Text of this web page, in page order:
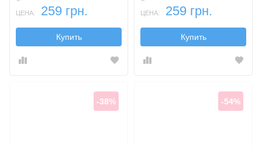
ЦЕНА: 259 грн.
Купить
ЦЕНА: 259 грн.
Купить
-38% -54%